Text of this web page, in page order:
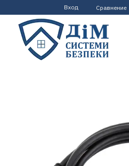
Перейти к основному контенту
Вход Сравнение